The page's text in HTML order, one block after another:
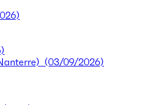
(03/09/2026)